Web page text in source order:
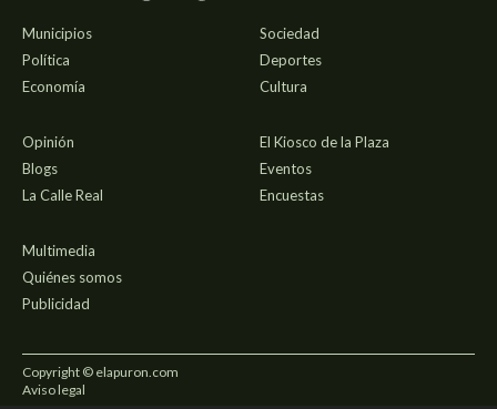
Municipios
Política
Economía
Sociedad
Deportes
Cultura
Opinión
Blogs
La Calle Real
El Kiosco de la Plaza
Eventos
Encuestas
Multimedia
Quiénes somos
Publicidad
Copyright © elapuron.com
Aviso legal